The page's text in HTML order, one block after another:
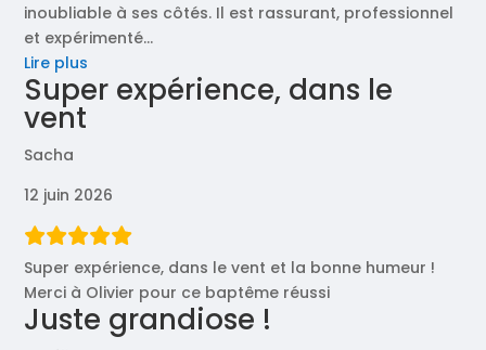
inoubliable à ses côtés. Il est rassurant, professionnel
et expérimenté…
Lire plus
tiens
Super expérience, dans le
vent
Sacha
12 juin 2026
Super expérience, dans le vent et la bonne humeur !
Merci à Olivier pour ce baptême réussi
Juste grandiose !